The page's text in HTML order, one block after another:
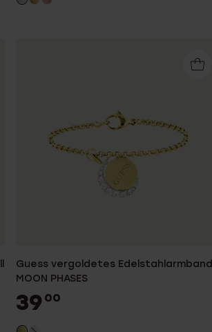
Guess vergoldetes Edelstahlarmband
MOON PHASES
39 00